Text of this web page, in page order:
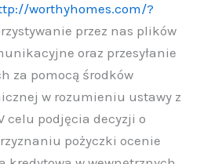
worthyhomes.com/?
przez nas plików
oraz przesyłanie
za pomocą środków
w rozumieniu ustawy z
celu podjęcia decyzji o
pożyczki ocenie